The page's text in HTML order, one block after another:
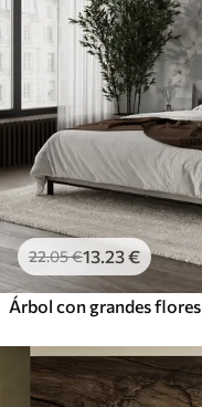
22.05€13.23€
Árbol con grandes flores